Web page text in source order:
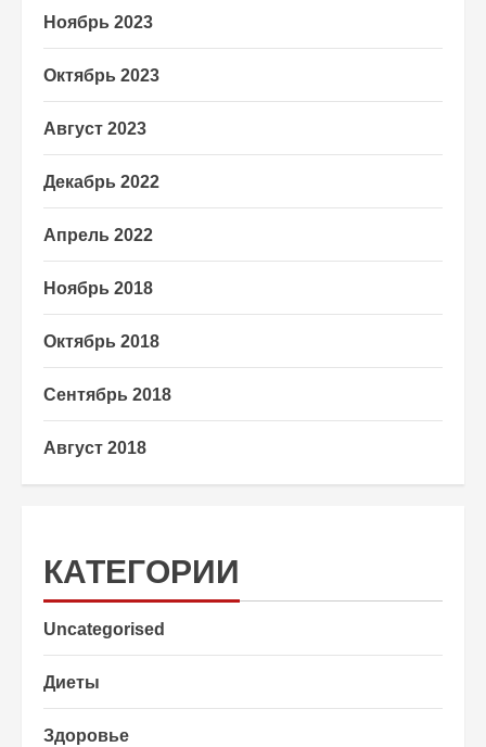
Ноябрь 2023
Октябрь 2023
Август 2023
Декабрь 2022
Апрель 2022
Ноябрь 2018
Октябрь 2018
Сентябрь 2018
Август 2018
КАТЕГОРИИ
Uncategorised
Диеты
Здоровье